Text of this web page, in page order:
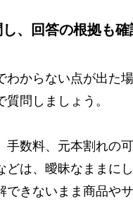
、回答の根拠も確
わからない点が出た
質問しましょう。
手数料、元本割れの
どは、曖昧なままに
できないまま商品や